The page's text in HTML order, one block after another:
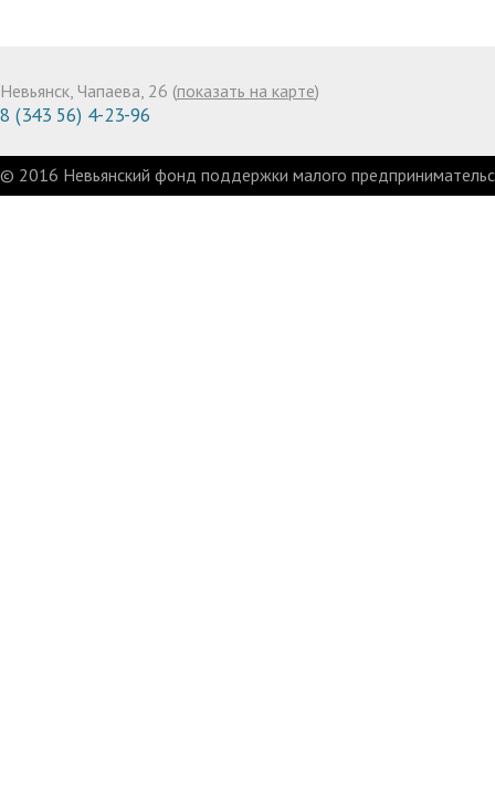
Невьянск, Чапаева, 26 (показать на карте)
8 (343 56) 4-23-96
© 2016 Невьянский фонд поддержки малого